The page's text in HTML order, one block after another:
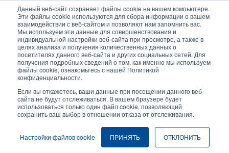
Данный веб-сайт сохраняет файлы cookie на вашем компьютере.
Эти файлы cookie используются для сбора информации о вашем
взаимодействии с веб-сайтом и позволяют нам запомнить вас.
Мы используем эти данные для совершенствования и
индивидуальной настройки веб-сайта при просмотре, а также в
целях анализа и получения количественных данных о
посетителях данного веб-сайта и других социальных сетей. Для
получения подробных сведений о том, как именно мы используем
файлы cookie, ознакомьтесь с нашей Политикой
конфиденциальности.
Если вы откажетесь, ваши данные при посещении данного веб-
сайта не будут отслеживаться. В вашем браузере будет
использоваться только один файл cookie, позволяющий
сохранить ваш выбор в отношении отказа от отслеживания.
Настройки файлов cookie ПРИНЯТЬ ОТКЛОНИТЬ
основному
содержанию
User
account
menu
User
Header
Селектор изделий
Связаться с отделом продаж